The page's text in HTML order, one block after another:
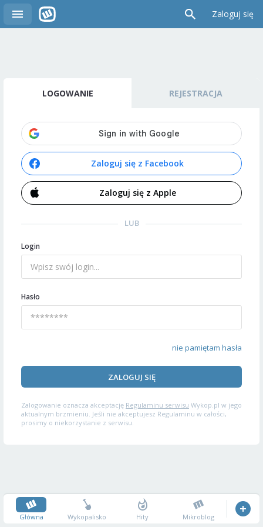
Zaloguj się
LOGOWANIE REJESTRACJA
Zaloguj się z Facebook
Zaloguj się z Apple
LUB
Login
Hasło
nie pamiętam hasła
ZALOGUJ SIĘ
Zalogowanie oznacza akceptację Regulaminu serwisu Wykop.pl w jego
aktualnym brzmieniu. Jeśli nie akceptujesz Regulaminu w całości,
prosimy o niekorzystanie z serwisu.
Główna Wykopalisko Hity Mikroblog